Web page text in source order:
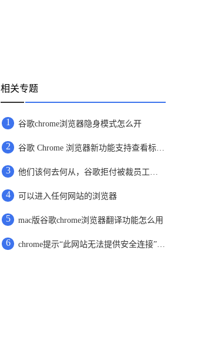
相关专题
1 谷歌chrome浏览器隐身模式怎么开
2 谷歌 Chrome 浏览器新功能支持查看标签页内存
3 他们该何去何从，谷歌拒付被裁员工剩余病产假工资
4 可以进入任何网站的浏览器
5 mac版谷歌chrome浏览器翻译功能怎么用
6 chrome提示“此网站无法提供安全连接”怎么办